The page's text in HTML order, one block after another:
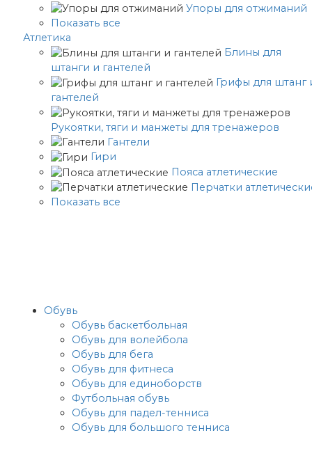
Упоры для отжиманий
Показать все
Атлетика
Блины для
штанги и гантелей
Грифы для штанг
гантелей
Рукоятки, тяги и манжеты для тренажеров
Гантели
Гири
Пояса атлетические
Перчатки
Показать все
Обувь
Обувь баскетбольная
Обувь для волейбола
Обувь для бега
Обувь для фитнеса
Обувь для единоборств
Футбольная обувь
Обувь для падел-тенниса
Обувь для большого тенниса